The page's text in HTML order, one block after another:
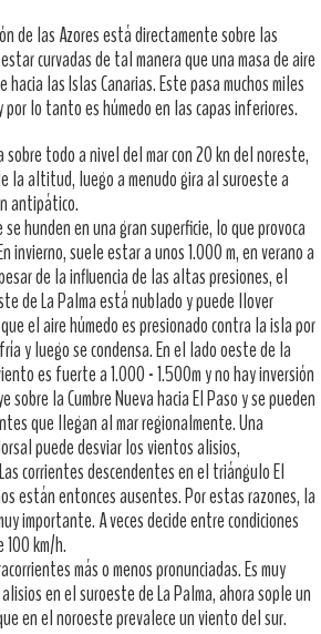
de las Azores está directamente sobre las
curvadas de tal manera que una masa de aire
las Islas Canarias. Este pasa muchos miles
lo tanto es húmedo en las capas inferiores.
todo a nivel del mar con 20 kn del noreste,
la altitud, luego a menudo gira al suroeste a
antipático.
hunden en una gran superficie, lo que provoca
invierno, suele estar a unos 1.000 m, en verano a
de la influencia de las altas presiones, el
de La Palma está nublado y puede llover
el aire húmedo es presionado contra la isla por
y luego se condensa. En el lado oeste de la
es fuerte a 1.000 - 1.500m y no hay inversión
la Cumbre Nueva hacia El Paso y se pueden
que llegan al mar regionalmente. Una
puede desviar los vientos alisios,
corrientes descendentes en el triángulo El
están entonces ausentes. Por estas razones, la
importante. A veces decide entre condiciones
100 km/h.
más o menos pronunciadas. Es muy
en el suroeste de La Palma, ahora sople un
en el noroeste prevalece un viento del sur.